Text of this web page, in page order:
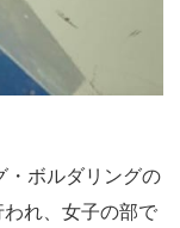
・ボルダリングの
れ、女子の部で